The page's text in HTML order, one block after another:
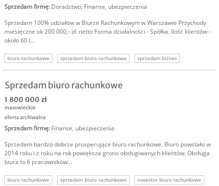
Sprzedam firmę: Doradztwo, Finanse, ubezpieczenia
Sprzedam 100% udziałów w Biurze Rachunkowym w Warszawie Przychody
miesięczne ok 200 000,- zł. netto Forma działalności - Spółka. Ilość klientów -
około 60 (...
biuro rachunkowe sprzedam biuro rachunkowe
sprzedam biznes
sprzedam biuro księgowe
sprzedam firmę finansową
usługi księgowe
usługi finansowe
Sprzedam biuro rachunkowe
1 800 000 zł
mazowieckie
oferta archiwalna
Sprzedam firmę: Finanse, ubezpieczenia
Sprzedam bardzo dobrze prosperujące biuro rachunkowe. Biuro powstało w
2014 roku i z roku na rok powiększa grono obsługiwanych klientów. Obsługa
biura to 6 pracowników...
biuro rachunkowe sprzedam biuro rachunkowe
inwestor biuro rachunkowe